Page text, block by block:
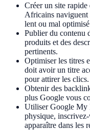
Créer un site
Africains naviguent
lent ou mal
Publier du contenu
produits et des
pertinents.
Optimiser les titres
doit avoir un titre
pour attirer les clics.
Obtenir des
plus Google vous
Utiliser Google My
physique,
apparaître dans les